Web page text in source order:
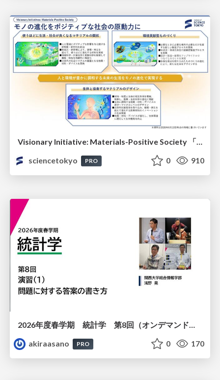
Visionary Initiative: Materials-Positive Society 「モノの進化をポジティブな社会の原動力に」｜Science Tokyo（東京科学大学）
sciencetokyo
PRO 0 910
2026年度春学期 統計学 第8回（オンデマンド配信回） 演習（１）・問題に対する答案の書き方 (2026. 5. 21)
akiraasano
PRO 0 170